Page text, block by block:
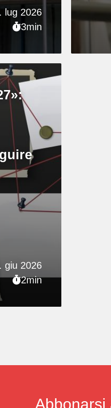
lug 2026
3min
giu 2026
2min
Abbonarsi